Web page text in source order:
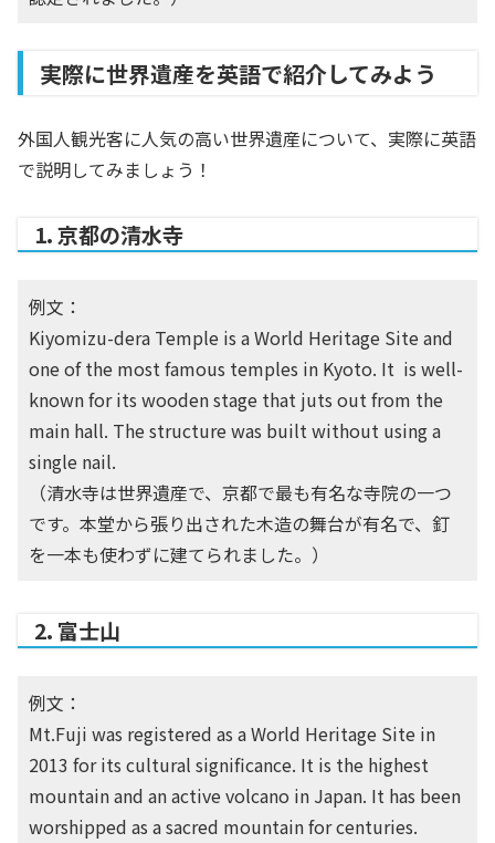
実際に世界遺産を英語で紹介してみよう
外国人観光客に人気の高い世界遺産について、実際に英語
で説明してみましょう！
1. 京都の清水寺
例文：
Kiyomizu-dera Temple is a World Heritage Site and
one of the most famous temples in Kyoto. It is well-
known for its wooden stage that juts out from the
main hall. The structure was built without using a
single nail.
（清水寺は世界遺産で、京都で最も有名な寺院の一つ
です。本堂から張り出された木造の舞台が有名で、釘
を一本も使わずに建てられました。）
2. 富士山
例文：
Mt.Fuji was registered as a World Heritage Site in
2013 for its cultural significance. It is the highest
mountain and an active volcano in Japan. It has been
worshipped as a sacred mountain for centuries.